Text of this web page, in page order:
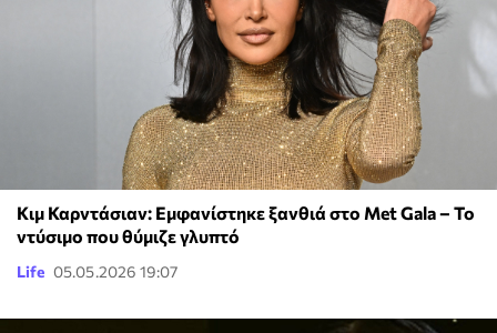
Κιμ Καρντάσιαν: Εμφανίστηκε ξανθιά στο Met Gala – Το
ντύσιμο που θύμιζε γλυπτό
Life 05.05.2026 19:07